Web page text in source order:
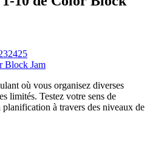
2425
Block Jam
où vous organisez diverses
limités. Testez votre sens de
planification à travers des niveaux de